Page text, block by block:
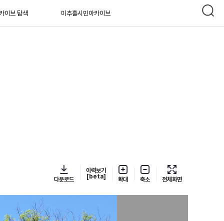
이브 탐색 미추홀시민아카이브
다운로드
이력보기
[beta]
확대 축소 전체화면